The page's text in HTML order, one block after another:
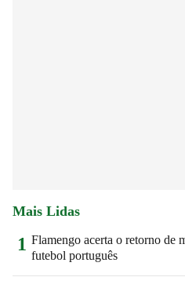
Mais Lidas
1 Flamengo acerta o retorno de
futebol português